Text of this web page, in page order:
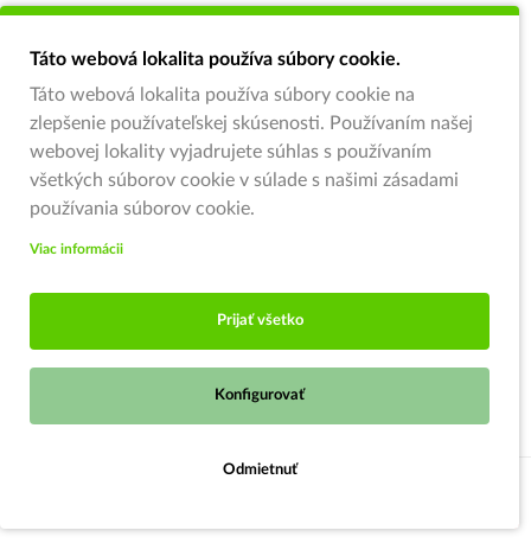
Táto webová lokalita používa súbory cookie.
Táto webová lokalita používa súbory cookie na
zlepšenie používateľskej skúsenosti. Používaním našej
webovej lokality vyjadrujete súhlas s používaním
všetkých súborov cookie v súlade s našimi zásadami
používania súborov cookie.
Viac informácii
Prijať všetko
Konfigurovať
Odmietnuť